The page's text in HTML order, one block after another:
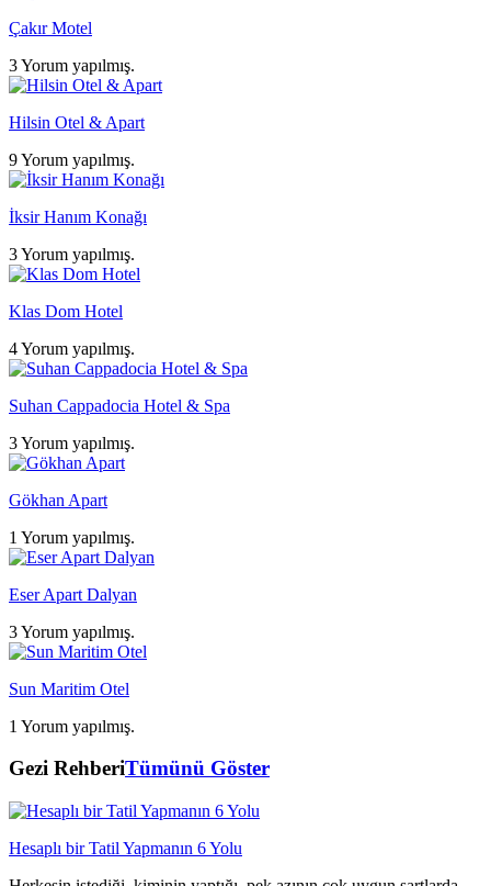
Çakır Motel
3 Yorum yapılmış.
Hilsin Otel & Apart
9 Yorum yapılmış.
İksir Hanım Konağı
3 Yorum yapılmış.
Klas Dom Hotel
4 Yorum yapılmış.
Suhan Cappadocia Hotel & Spa
3 Yorum yapılmış.
Gökhan Apart
1 Yorum yapılmış.
Eser Apart Dalyan
3 Yorum yapılmış.
Sun Maritim Otel
1 Yorum yapılmış.
Gezi RehberiTümünü Göster
Hesaplı bir Tatil Yapmanın 6 Yolu